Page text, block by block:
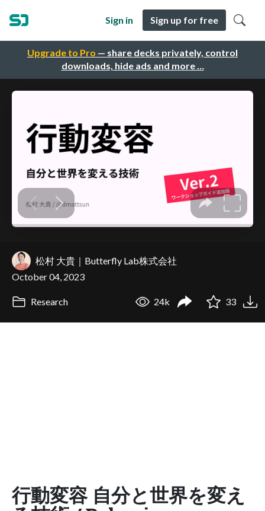
Upgrade to Pro — share decks privately, control
downloads, hide ads and more …
Sign in Sign up for free
松村 大貴｜Butterfly Lab株式会社
October 04, 2023
Research 24k 33
行動変容 自分と世界を変え